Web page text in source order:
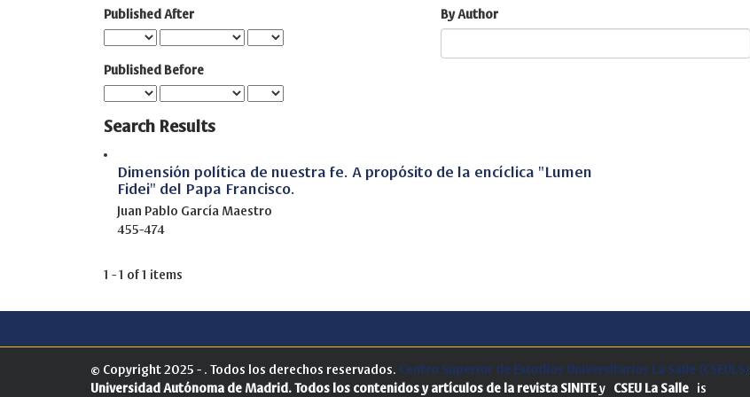
Published After
Published Before
By Author
Search Results
Dimensión política de nuestra fe. A propósito de la encíclica "Lumen
Fidei" del Papa Francisco.
Juan Pablo García Maestro
455-474
1 - 1 of 1 items
© Copyright 2025 - . Todos los derechos reservados. Centro Superior de Estudios Universitarios La Salle (CSEULS)
Universidad Autónoma de Madrid. Todos los contenidos y artículos de la revista SINITEy CSEU La Salle is